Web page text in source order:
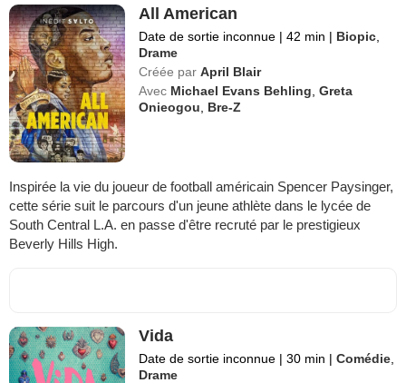
All American
Date de sortie inconnue | 42 min | Biopic
Drame
Créée par April Blair
Avec Michael Evans Behling ,Greta
Onieogou
Bre-Z
Inspirée la vie du joueur de football américain Spencer Paysinger,
cette série suit le parcours d'un jeune athlète dans le lycée de
South Central L.A. en passe d'être recruté par le prestigieux
Beverly Hills High.
Vida
Date de sortie inconnue | 30 min | Comédie
Drame